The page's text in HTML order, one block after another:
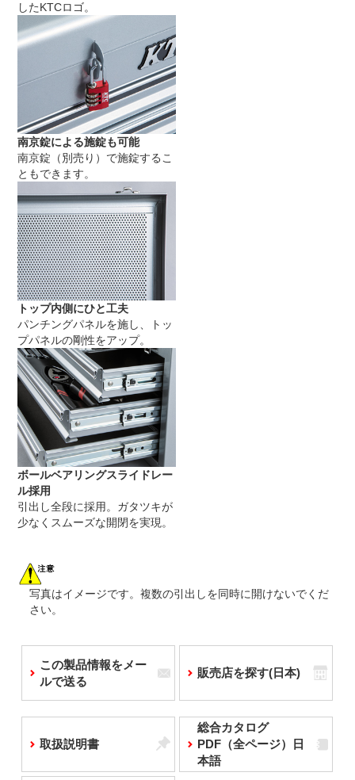
したKTCロゴ。
南京錠による施錠も可能
南京錠（別売り）で施錠するこ
ともできます。
トップ内側にひと工夫
パンチングパネルを施し、トッ
プパネルの剛性をアップ。
ボールベアリングスライドレー
ル採用
引出し全段に採用。ガタツキが
少なくスムーズな開閉を実現。
写真はイメージです。複数の引出しを同時に開けないでくだ
さい。
この製品情報をメー
ルで送る
販売店を探す(日本)
取扱説明書
総合カタログ
PDF（全ページ）日
本語